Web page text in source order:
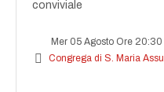
conviviale
Mer 05 Agosto Ore 20:30
Congrega di S. Maria